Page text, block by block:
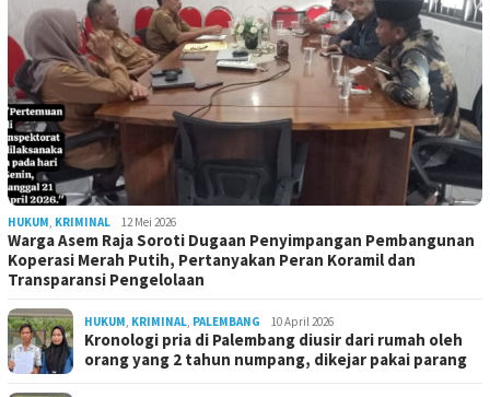
HUKUM, KRIMINAL 12 Mei 2026
Warga Asem Raja Soroti Dugaan Penyimpangan Pembangunan
Koperasi Merah Putih, Pertanyakan Peran Koramil dan
Transparansi Pengelolaan
HUKUM, KRIMINAL, PALEMBANG 10 April 2026
Kronologi pria di Palembang diusir dari rumah oleh
orang yang 2 tahun numpang, dikejar pakai parang